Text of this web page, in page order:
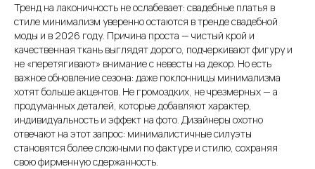
Тренд на лаконичность не ослабевает: свадебные платья в
стиле минимализм уверенно остаются в тренде свадебной
моды и в 2026 году. Причина проста — чистый крой и
качественная ткань выглядят дорого, подчеркивают фигуру и
не «перетягивают» внимание с невесты на декор. Но есть
важное обновление сезона: даже поклонницы минимализма
хотят больше акцентов. Не громоздких, не чрезмерных — а
продуманных деталей, которые добавляют характер,
индивидуальность и эффект на фото. Дизайнеры охотно
отвечают на этот запрос: минималистичные силуэты
становятся более сложными по фактуре и стилю, сохраняя
свою фирменную сдержанность.